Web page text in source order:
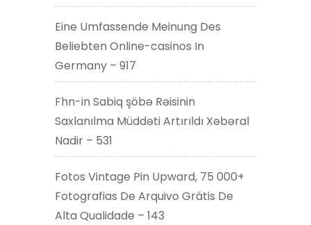
Eine Umfassende Meinung Des
Beliebten Online-casinos In
Germany – 917
Fhn-in Sabiq şöbə Rəisinin
Saxlanılma Müddəti Artırıldı Xəbəral
Nadir – 531
Fotos Vintage Pin Upward, 75 000+
Fotografias De Arquivo Grátis De
Alta Qualidade – 143